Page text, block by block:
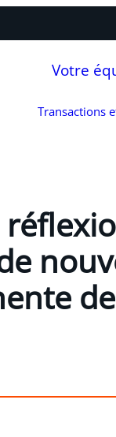
Votre
Transactions